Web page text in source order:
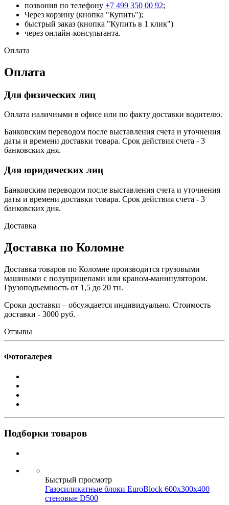
позвонив по телефону +7 499 350 00 92;
Через корзину (кнопка "Купить");
быстрый заказ (кнопка "Купить в 1 клик")
через онлайн-консультанта.
Оплата
Оплата
Для физических лиц
Оплата наличными в офисе или по факту доставки водителю.
Банковским переводом после выставления счета и уточнения
даты и времени доставки товара. Срок действия счета - 3
банковских дня.
Для юридических лиц
Банковским переводом после выставления счета и уточнения
даты и времени доставки товара. Срок действия счета - 3
банковских дня.
Доставка
Доставка по Коломне
Доставка товаров по Коломне производится грузовыми
машинами с полуприцепами или краном-манипулятором.
Грузоподъемность от 1,5 до 20 тн.
Сроки доставки – обсуждается индивидуально. Стоимость
доставки - 3000 руб.
Отзывы
Фотогалерея
Подборки товаров
Быстрый просмотр
Газосиликатные блоки EuroBlock 600х300х400
стеновые D500